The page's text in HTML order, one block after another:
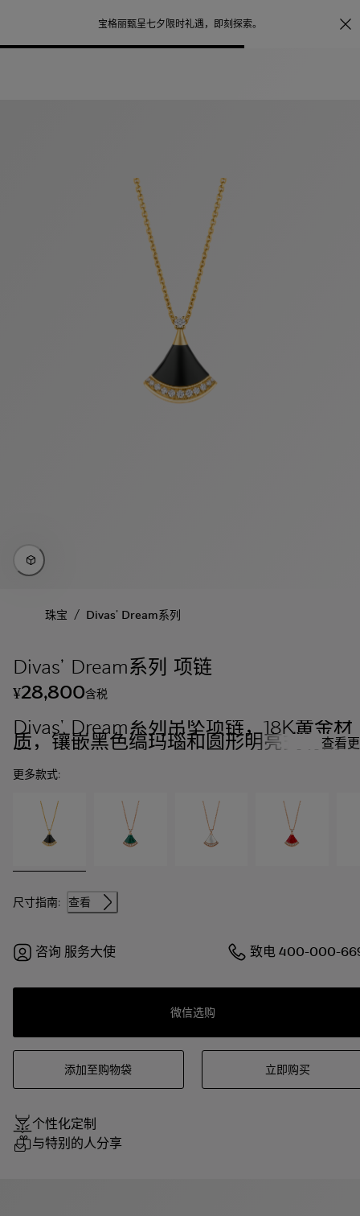
宝格丽甄呈七夕限时礼遇， 即刻探索。
珠宝 / Divas' Dream系列
Divas’ Dream系列 项链
¥28,800含税
Divas' Dream系列吊坠项链，18K黄金材
质，镶嵌黑色缟玛瑙和圆形明亮式切割钻
石。 查看
更多款式:
尺寸指南: 查看
咨询 服务大使 致电400-000-
微信选购
添加至购物袋 立即购买
个性化定制
与特别的人分享